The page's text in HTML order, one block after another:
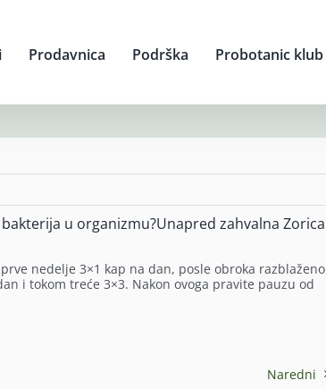
Prodavnica Podrška Probotanic klub
u organizmu?Unapred zahvalna Zorica
nedelje 3×1 kap na dan, posle obroka razblaženo
i tokom treće 3×3. Nakon ovoga pravite pauzu od
Naredni